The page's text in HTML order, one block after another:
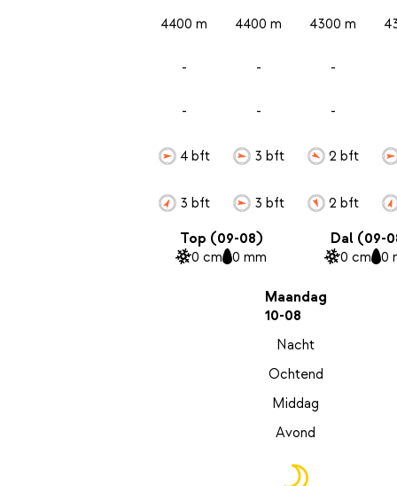
4400 m
-
-
4 bft
3 bft
4400 m
-
-
3 bft
3 bft
4300 m
-
-
2 bft
2 bft
Top (09-08)
0 cm 0 mm
Dal (09-
0 cm 0
Maandag
10-08
Nacht
Ochtend
Middag
Avond